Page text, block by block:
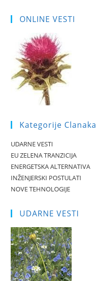
ONLINE VESTI
Kategorije Clanaka
UDARNE VESTI
EU ZELENA TRANZICIJA
ENERGETSKA ALTERNATIVA
INŽENJERSKI POSTULATI
NOVE TEHNOLOGIJE
UDARNE VESTI